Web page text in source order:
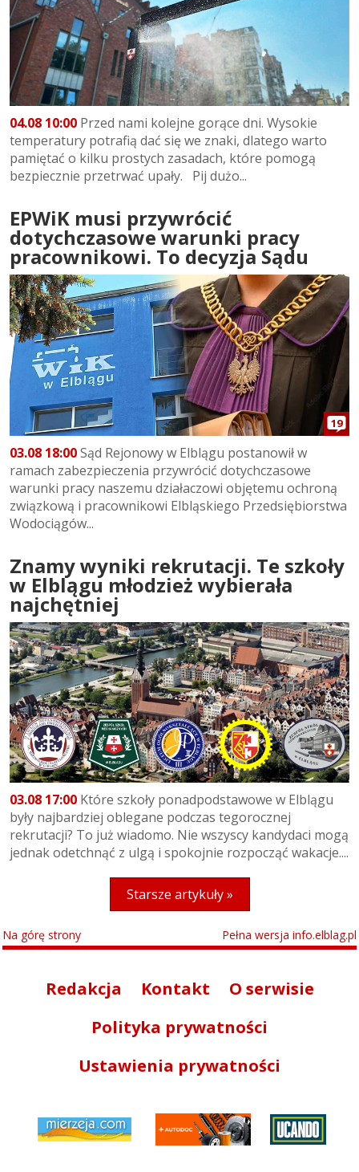
04.08 10:00 Przed nami kolejne gorące dni. Wysokie
temperatury potrafią dać się we znaki, dlatego warto
pamiętać o kilku prostych zasadach, które pomogą
bezpiecznie przetrwać upały. Pij dużo...
EPWiK musi przywrócić
dotychczasowe warunki pracy
pracownikowi. To decyzja Sądu
19
03.08 18:00Sąd Rejonowy w Elblągu postanowił w
ramach zabezpieczenia przywrócić dotychczasowe
warunki pracy naszemu działaczowi objętemu ochroną
związkową i pracownikowi Elbląskiego Przedsiębiorstwa
Wodociągów...
Znamy wyniki rekrutacji. Te szkoły
w Elblągu młodzież wybierała
najchętniej
03.08 17:00 Które szkoły ponadpodstawowe w Elblągu
były najbardziej oblegane podczas tegorocznej
rekrutacji? To już wiadomo. Nie wszyscy kandydaci mogą
jednak odetchnąć z ulgą i spokojnie rozpocząć wakacje....
Starsze artykuły »
Na górę strony Pełna wersja info.elblag.pl
Redakcja Kontakt
O serwisie
Polityka prywatności
Ustawienia prywatności